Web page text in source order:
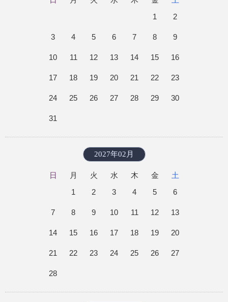
1
2
3 4 5 6 7 8 9
10 11 12 13 14 15 16
17 18 19 20 21 22 23
24 25 26 27 28 29 30
31
2027年02月
日 月 火 水 木 金
土
1
2 3 4 5 6
7 8 9 10 11 12 13
14 15 16 17 18 19 20
21 22 23 24 25 26 27
28